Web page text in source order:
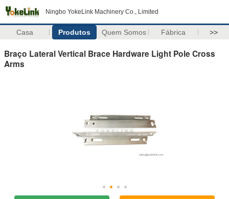
Ningbo YokeLink Machinery Co., Limited
Casa Produtos Quem Somos Fábrica >>
Braço Lateral Vertical Brace Hardware Light Pole Cross
Arms